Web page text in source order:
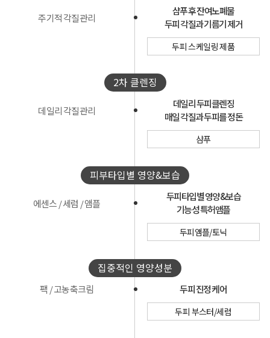
주기적 각질관리
샴푸 후 잔여노폐물
두피 각질과 기름기 제거
두피 스케일링 제품
2차 클렌징
데일리 각질관리
데일리 두피클렌징
매일 각질과 두피를 정돈
샴푸
피부타입별 영양&보습
에센스 / 세럼 / 앰플
두피타입별 영양&보습
기능성 특허앰플
두피앰플/토닉
집중적인 영양성분
팩 / 고농축크림 두피 진정 케어
두피 부스터/세럼